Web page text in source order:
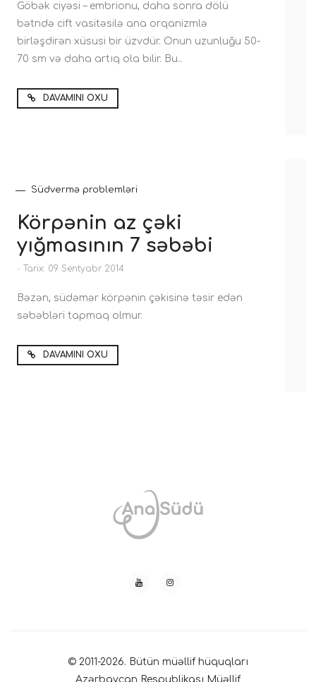
Göbək ciyəsi – embrionu, daha sonra dölü
bətndə cift vasitəsilə ana orqanizmlə
birləşdirən xüsusi bir üzvdür. Onun uzunluğu 50-
70 sm və daha artıq ola bilir. Bu..
DAVAMINI OXU
Südvermə problemləri
Körpənin az çəki
yığmasının 7 səbəbi
- Tarix: 09 Sentyabr 2014
Bəzən, südəmər körpənin çəkisinə təsir edən
səbəbləri tapmaq olmur.
DAVAMINI OXU
© 2011-2026. Bütün müəllif hüquqları
Azərbaycan Respublikası Müəllif